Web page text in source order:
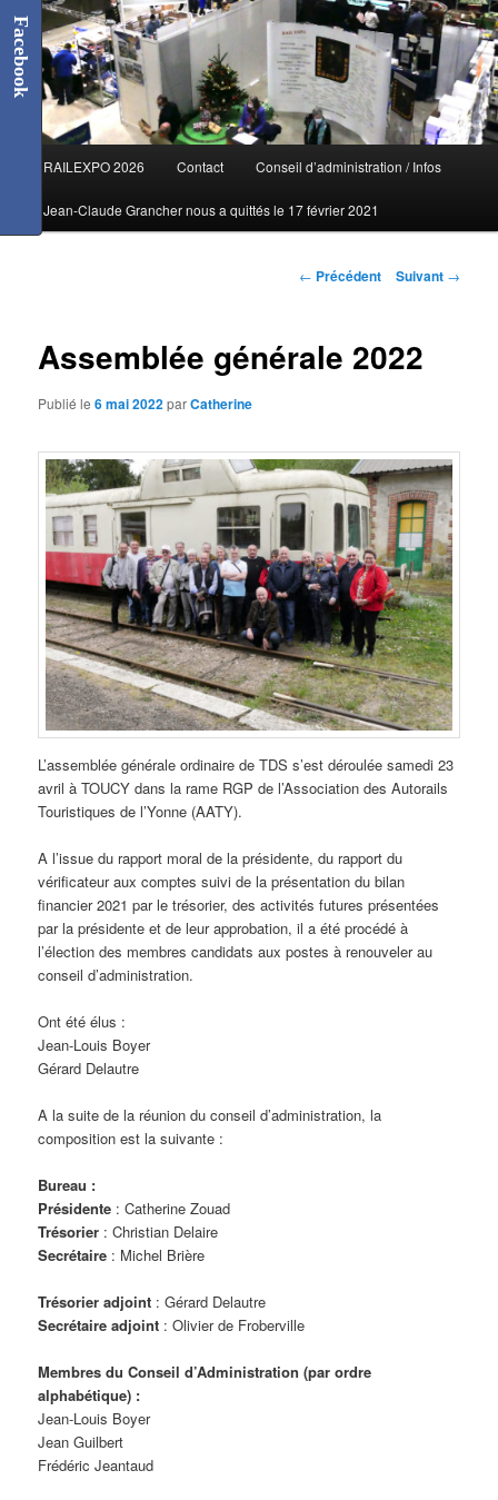
principal
RAILEXPO 2026 Contact Conseil d’administration / Infos
Jean-Claude Grancher nous a quittés le 17 février 2021
Navigation
← Précédent Suivant →
Assemblée générale 2022
Publié le6 mai 2022parCatherine
L’assemblée générale ordinaire de TDS s’est déroulée samedi 23
avril à TOUCY dans la rame RGP de l’Association des Autorails
Touristiques de l’Yonne (AATY).
A l’issue du rapport moral de la présidente, du rapport du
vérificateur aux comptes suivi de la présentation du bilan
financier 2021 par le trésorier, des activités futures présentées
par la présidente et de leur approbation, il a été procédé à
l’élection des membres candidats aux postes à renouveler au
conseil d’administration.
Ont été élus :
Jean-Louis Boyer
Gérard Delautre
A la suite de la réunion du conseil d’administration, la
composition est la suivante :
Bureau :
Présidente : Catherine Zouad
Trésorier : Christian Delaire
Secrétaire : Michel Brière
Trésorier adjoint : Gérard Delautre
Secrétaire adjoint : Olivier de Froberville
Membres du Conseil d’Administration (par ordre
alphabétique) :
Jean-Louis Boyer
Jean Guilbert
Frédéric Jeantaud
Facebook